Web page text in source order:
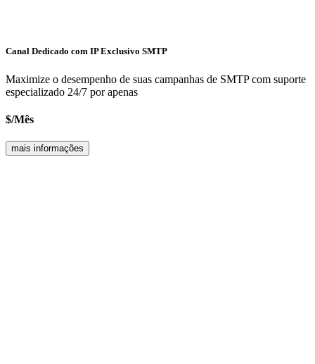
Canal Dedicado com IP Exclusivo SMTP
Maximize o desempenho de suas campanhas de SMTP com suporte
especializado 24/7 por apenas
$/Mês
mais informações